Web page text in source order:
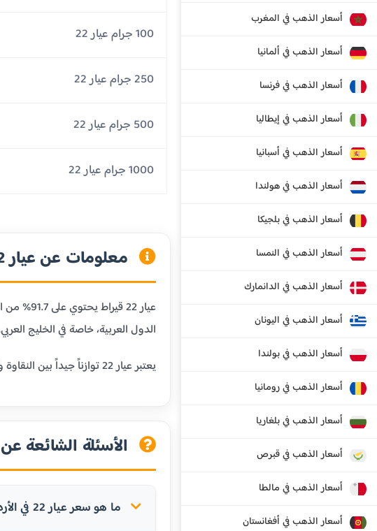
أسعار الذهب في المغرب
أسعار الذهب في ألمانيا
أسعار الذهب في فرنسا
أسعار الذهب في إيطاليا
أسعار الذهب في أسبانيا
أسعار الذهب في هولندا
أسعار الذهب في بلجيكا
أسعار الذهب في النمسا
أسعار الذهب في الدانمارك
أسعار الذهب في اليونان
أسعار الذهب في بولندا
أسعار الذهب في رومانيا
أسعار الذهب في بلغاريا
أسعار الذهب في قبرص
أسعار الذهب في مالطا
أسعار الذهب في أفغانستان
100 جرام عيار 22
250 جرام عيار 22
500 جرام عيار 22
1000 جرام عيار 22
معلومات عن عيار 22
الدول العربية، خاصة في الخليج
يعتبر عيار 22 توازناً جيداً بين النقاوة والمتانة، مما يجعله مناسباً للمجوهرات التي تحتاج إلى مقاومة للبلى اليومي مع الحفاظ على قيمة الذهب.
الأسئلة الشائعة عن
ما هو سعر عيار 22 في الأردن اليوم؟